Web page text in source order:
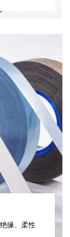
缘、柔性